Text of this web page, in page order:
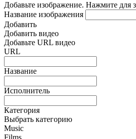
Добавьте изображение. Нажмите для
Название изображения
Добавить
Добавить видео
Добавьте URL видео
URL
Название
Исполнитель
Категория
Выбрать категорию
Music
Films